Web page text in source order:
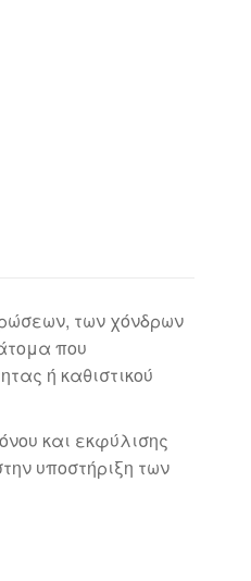
των χόνδρων
που
ή καθιστικού
και εκφύλισης
υποστήριξη των